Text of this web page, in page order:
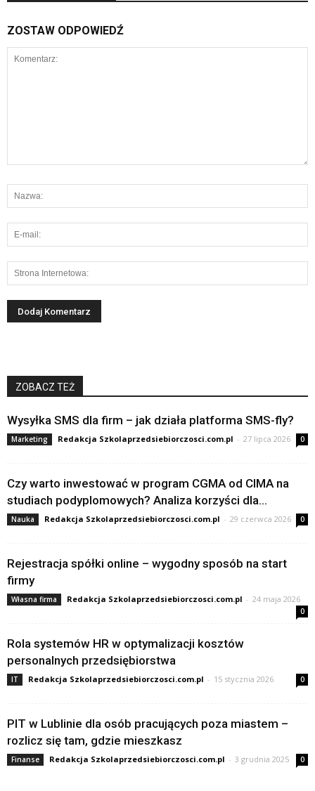
ZOSTAW ODPOWIEDŹ
ZOBACZ TEŻ
Wysyłka SMS dla firm – jak działa platforma SMS-fly?
Marketing Redakcja Szkolaprzedsiebiorczosci.com.pl - 27 lipca 2026 0
Czy warto inwestować w program CGMA od CIMA na
studiach podyplomowych? Analiza korzyści dla...
Nauka Redakcja Szkolaprzedsiebiorczosci.com.pl - 29 czerwca 2026 0
Rejestracja spółki online – wygodny sposób na start
firmy
Własna firma Redakcja Szkolaprzedsiebiorczosci.com.pl - 24 maja 2026
0
Rola systemów HR w optymalizacji kosztów
personalnych przedsiębiorstwa
IT Redakcja Szkolaprzedsiebiorczosci.com.pl - 15 stycznia 2026 0
PIT w Lublinie dla osób pracujących poza miastem –
rozlicz się tam, gdzie mieszkasz
Finanse Redakcja Szkolaprzedsiebiorczosci.com.pl - 3 grudnia 2025 0